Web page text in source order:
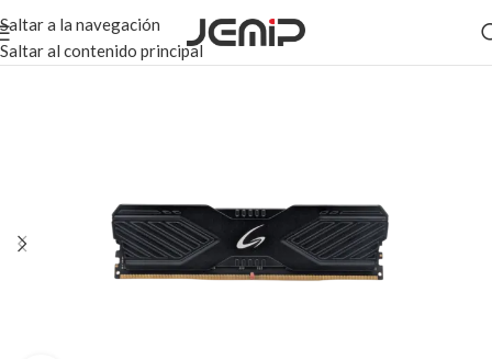
Saltar a la navegación
Saltar al contenido principal